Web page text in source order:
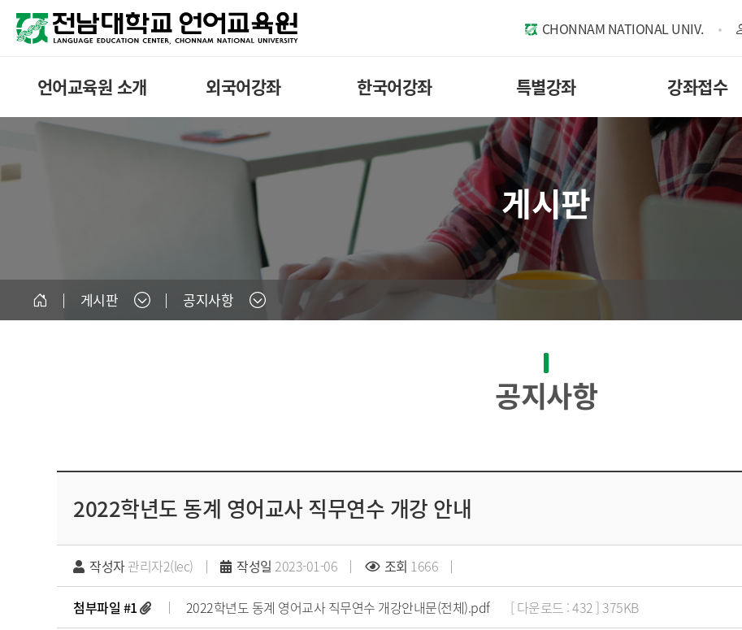
CHONNAM NATIONAL UNIV.
언어교육원 소개 외국어강좌 한국어강좌 특별강좌 강좌접수
게시판 공지사항
게시판
공지사항
2022학년도 동계 영어교사 직무연수 개강 안내
작성자관리자2(lec) 작성일 2023-01-06 조회 1666
첨부파일 #1 2022학년도 동계 영어교사 직무연수 개강안내문(전체).pdf [ 다운로드 : 432 ] 375KB